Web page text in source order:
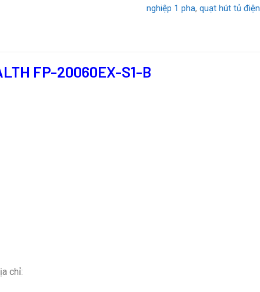
nghiệp 1 pha,quạt hút tủ điện
FP-20060EX-S1-B
chỉ: